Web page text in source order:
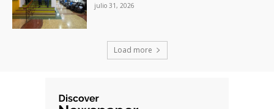
julio 31, 2026
Load more